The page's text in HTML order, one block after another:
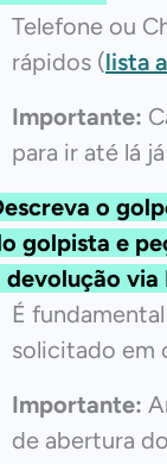
Telefone ou
rápidos (lista
Importante:
para ir até lá
o
golpista e
devolução via
É
solicitado em
Importante:
de abertura